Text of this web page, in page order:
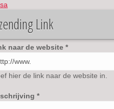
Link
naar de website *
hier de link naar de website in.
*